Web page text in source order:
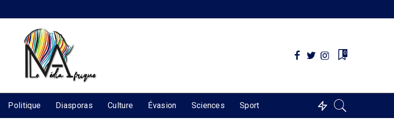
0
Politique Diasporas Culture Évasion Sciences Sport